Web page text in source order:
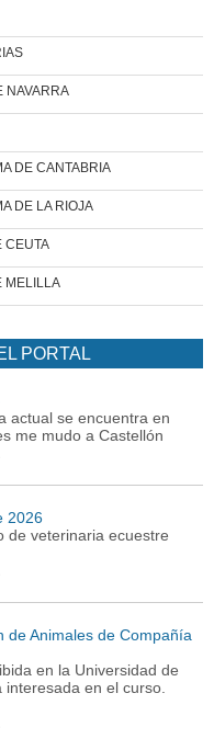
NAVARRA
DE CANTABRIA
DE LA RIOJA
CEUTA
MELILLA
PORTAL
actual se encuentra en
me mudo a Castellón
2026
de veterinaria ecuestre
de Animales de Compañía
en la Universidad de
en el curso.